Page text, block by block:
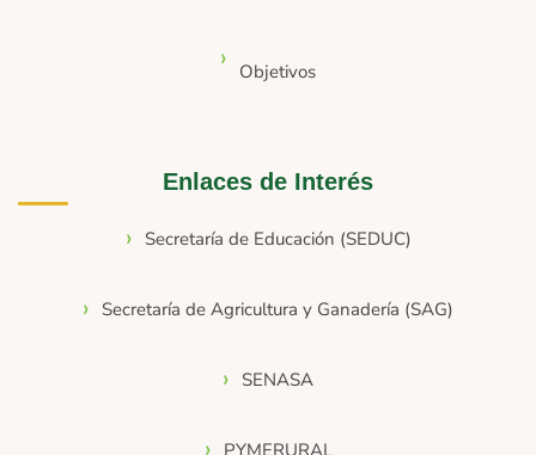
Objetivos
Enlaces de Interés
Secretaría de Educación (SEDUC)
Secretaría de Agricultura y Ganadería (SAG)
SENASA
PYMERURAL